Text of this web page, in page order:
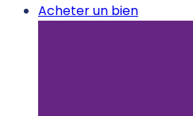
Acheter un bien